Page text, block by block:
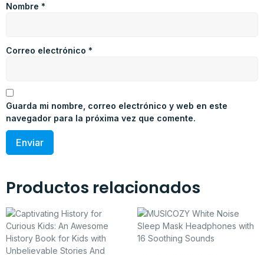
Nombre *
Correo electrónico *
Guarda mi nombre, correo electrónico y web en este
navegador para la próxima vez que comente.
Productos relacionados